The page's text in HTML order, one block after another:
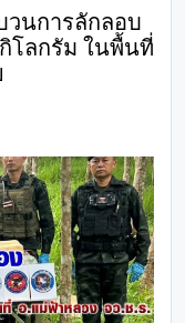
วนการลักลอบ
โลกรัม ในพื้นที่